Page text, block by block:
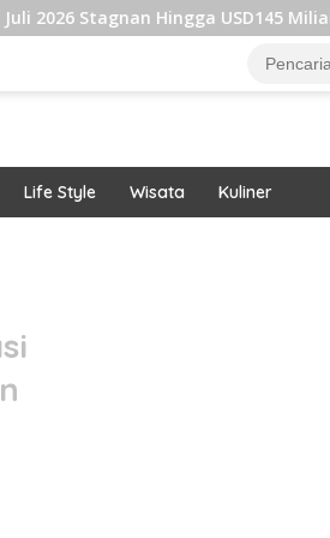
USD145 Miliar,
Life Style Wisata Kuliner